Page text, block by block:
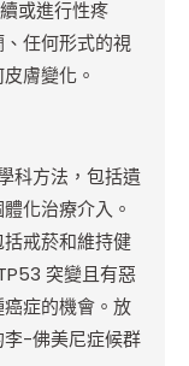
或進行性疼
任何形式的視
膚變化。
科方法，包括遺
化治療介入。
戒菸和維持健
突變且有惡
症的機會。放
李-佛美尼症候群